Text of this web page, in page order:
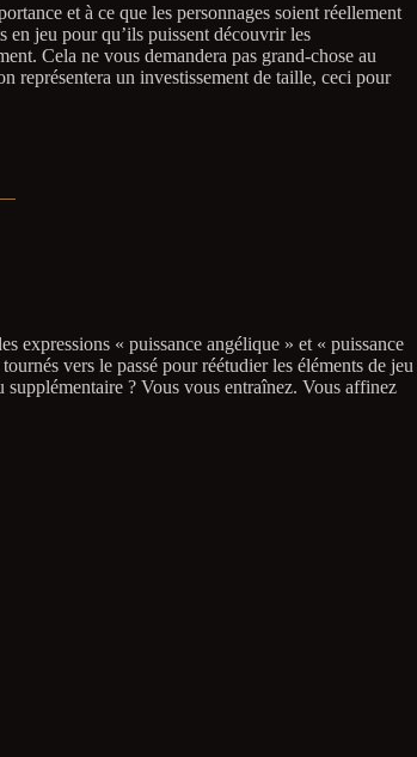
et à ce que les personnages soient réellement
en jeu pour qu’ils puissent découvrir les
Cela ne vous demandera pas grand-chose au
représentera un investissement de taille, ceci pour
expressions « puissance angélique » et « puissance
vers le passé pour réétudier les éléments de jeu
supplémentaire ? Vous vous entraînez. Vous affinez